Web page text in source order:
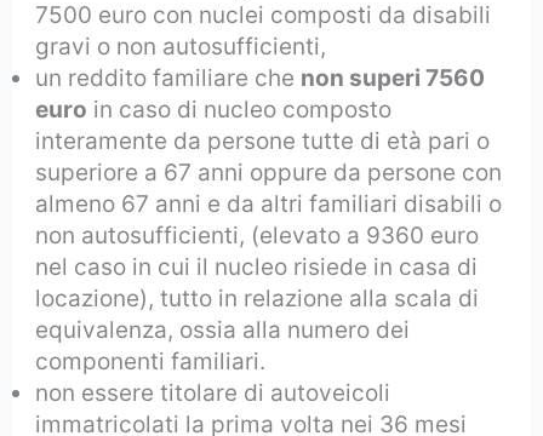
7500 euro con nuclei composti da disabili
gravi o non autosufficienti,
un reddito familiare che non superi 7560
euro in caso di nucleo composto
interamente da persone tutte di età pari o
superiore a 67 anni oppure da persone con
almeno 67 anni e da altri familiari disabili o
non autosufficienti, (elevato a 9360 euro
nel caso in cui il nucleo risiede in casa di
locazione), tutto in relazione alla scala di
equivalenza, ossia alla numero dei
componenti familiari.
non essere titolare di autoveicoli
immatricolati la prima volta nei 36 mesi